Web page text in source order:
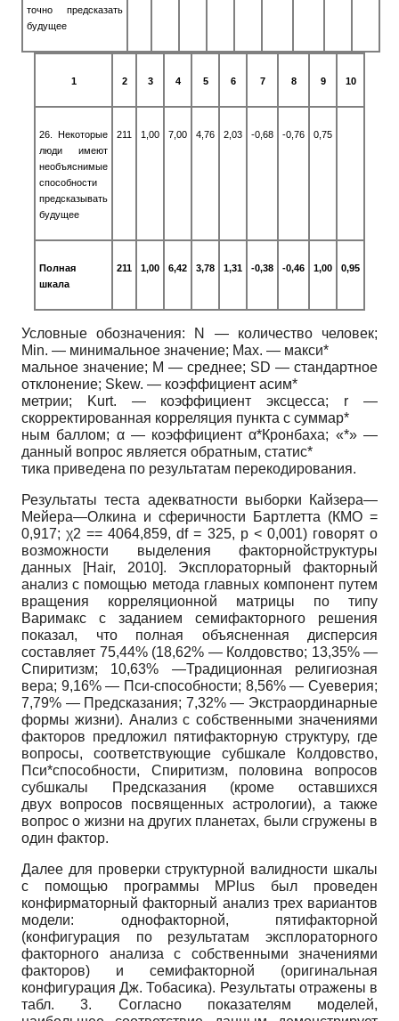
точно предсказать
будущее
1 2 3 4 5 6 7 8 9 10
26. Некоторые
люди имеют
необъяснимые
способности
предсказывать
будущее
211 1,00 7,00 4,76 2,03 -0,68 -0,76 0,75
Полная
шкала
211 1,00 6,42 3,78 1,31 -0,38 -0,46 1,00 0,95
Условные обозначения: N — количество человек;
Min. — минимальное значение; Max. — макси*
мальное значение; M — среднее; SD — стандартное
отклонение; Skew. — коэффициент асим*
метрии; Kurt. — коэффициент эксцесса; r —
скорректированная корреляция пункта с суммар*
ным баллом; α — коэффициент α*Кронбаха; «*» —
данный вопрос является обратным, статис*
тика приведена по результатам перекодирования.
Результаты теста адекватности выборки Кайзера—
Мейера—Олкина и сферичности Бартлетта (КМО =
0,917; χ2 == 4064,859, df = 325, p < 0,001) говорят о
возможности выделения факторнойструктуры
данных
[Hair, 2010]. Эксплораторный факторный
анализ с помощью метода главных компонент путем
вращения корреляционной матрицы по типу
Варимакс с заданием семифакторного решения
показал, что полная объясненная дисперсия
составляет 75,44% (18,62% — Колдовство; 13,35% —
Спиритизм; 10,63% —Традиционная религиозная
вера; 9,16% — Пси-способности; 8,56% — Суеверия;
7,79% — Предсказания; 7,32% — Экстраординарные
формы жизни). Анализ с собственными значениями
факторов предложил пятифакторную структуру, где
вопросы, соответствующие субшкале Колдовство,
Пси*способности, Спиритизм, половина вопросов
субшкалы Предсказания (кроме оставшихся
двух вопросов посвященных астрологии), а также
вопрос о жизни на других планетах, были сгружены в
один фактор.
Далее для проверки структурной валидности шкалы
с помощью программы MPlus был проведен
конфирматорный факторный анализ трех вариантов
модели: однофакторной, пятифакторной
(конфигурация по результатам эксплораторного
факторного анализа с собственными значениями
факторов) и семифакторной (оригинальная
конфигурация Дж. Тобасика). Результаты отражены в
табл. 3. Согласно показателям моделей,